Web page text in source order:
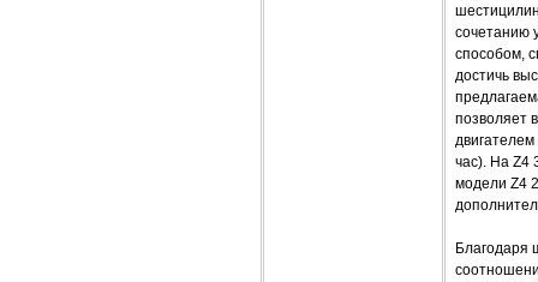
сочетанию
способом,
достичь
позволяет
час). На Z4
модели Z4
Благодаря